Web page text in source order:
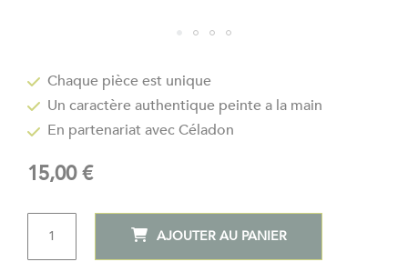
the
beginning
of
images
gallery
Chaque pièce est unique
Un caractère authentique peinte a la main
En partenariat avec Céladon
15,00 €
QTÉ
AJOUTER AU PANIER